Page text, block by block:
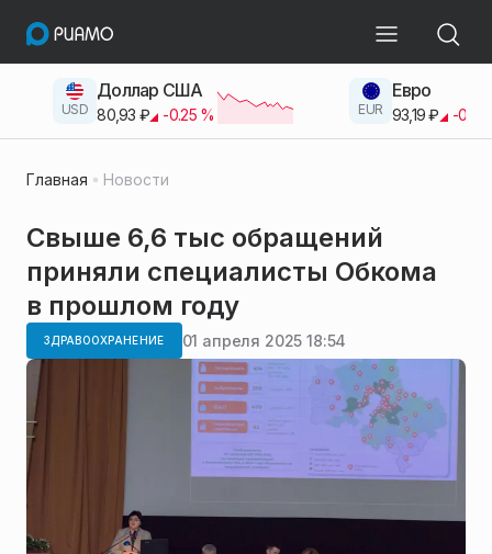
USD
Доллар США
80,93 ₽ -0.25% EUR
Евро
93,19 ₽ -0.42
Главная Новости
Свыше 6,6 тыс обращений
приняли специалисты Обкома
в прошлом году
ЗДРАВООХРАНЕНИЕ 01 апреля 2025 18:54